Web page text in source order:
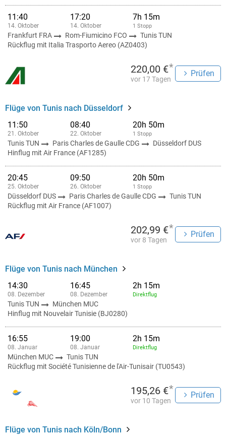
11:40
14. Oktober
17:20
14. Oktober
7h 15m
1 Stopp
Frankfurt FRA Rom-Fiumicino FCO
Tunis TUN
Rückflug mit Italia Trasporto Aereo (AZ0403)
220,00 €*
vor 17 Tagen
Prüfen
Flüge von Tunis nach Düsseldorf
11:50
21. Oktober
08:40
22. Oktober
20h 50m
1 Stopp
Tunis TUN Paris Charles de Gaulle CDG
Düsseldorf DUS
Hinflug mit Air France (AF1285)
20:45
25. Oktober
09:50
26. Oktober
20h 50m
1 Stopp
Düsseldorf DUS Paris Charles de Gaulle CDG
Tunis TUN
Rückflug mit Air France (AF1007)
202,99 €*
vor 8 Tagen
Prüfen
Flüge von Tunis nach München
14:30
08. Dezember
16:45
08. Dezember
2h 15m
Direktflug
Tunis TUN
München MUC
Hinflug mit Nouvelair Tunisie (BJ0280)
16:55
08. Januar
19:00
08. Januar
2h 15m
Direktflug
München MUC
Tunis TUN
Rückflug mit Société Tunisienne de l'Air-Tunisair (TU0543)
195,26 €*
vor 10 Tagen
Prüfen
Flüge von Tunis nach Köln/Bonn